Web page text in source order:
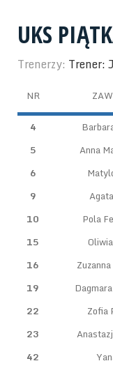
UKS
Trenerzy: Trener:
NR
4
5
Anna
6
9
10
Pola
15
16
19
22
Zofia
23
42